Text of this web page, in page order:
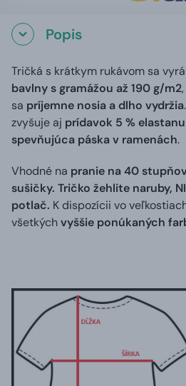
Popis
Tričká s krátkym rukávom sa
bavlny s gramážou až 190 g/m2
sa príjemne nosia a dlho vydržia
zvyšuje aj prídavok 5 %
spevňujúca páska v ramenách.
Vhodné na pranie na 40
sušičky. Tričko žehlite naruby,
potlač. K dispozícii vo
všetkýchvyššie ponúkaných